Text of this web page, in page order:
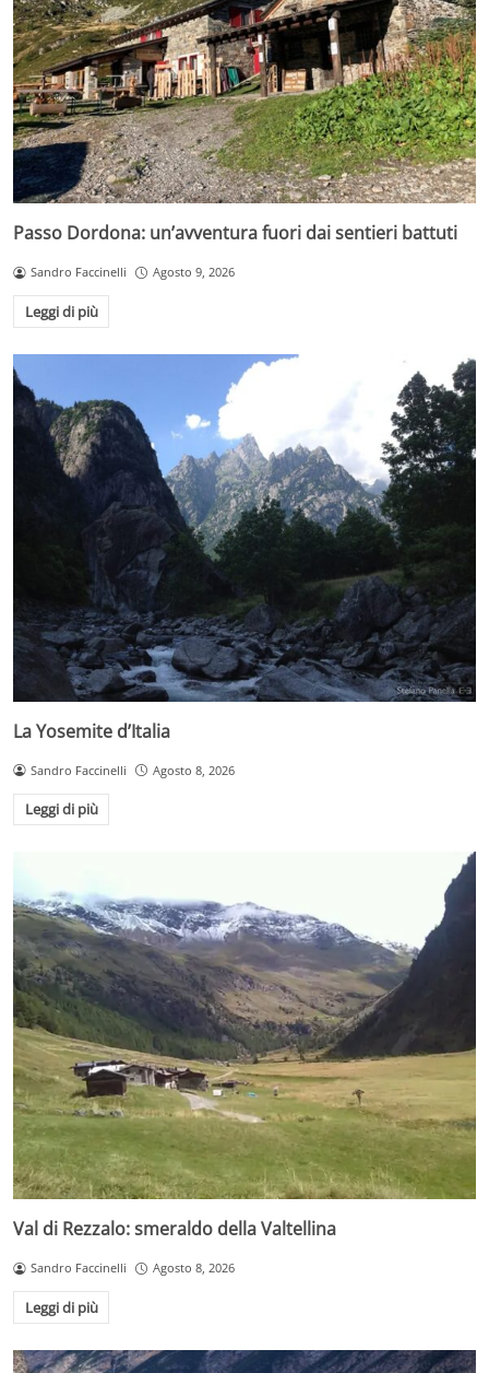
Passo Dordona: un’avventura fuori dai sentieri battuti
Sandro Faccinelli Agosto 9, 2026
Leggi di più
La Yosemite d’Italia
Sandro Faccinelli Agosto 8, 2026
Leggi di più
Val di Rezzalo: smeraldo della Valtellina
Sandro Faccinelli Agosto 8, 2026
Leggi di più